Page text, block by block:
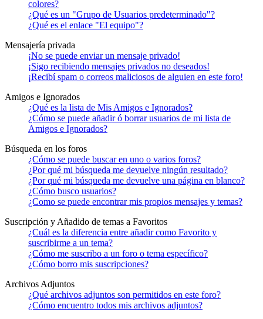
colores?
¿Qué es un "Grupo de Usuarios predeterminado"?
¿Qué es el enlace "El equipo"?
Mensajería privada
¡No se puede enviar un mensaje privado!
¡Sigo recibiendo mensajes privados no deseados!
¡Recibí spam o correos maliciosos de alguien en este foro!
Amigos e Ignorados
¿Qué es la lista de Mis Amigos e Ignorados?
¿Cómo se puede añadir ó borrar usuarios de mi lista de
Amigos e Ignorados?
Búsqueda en los foros
¿Cómo se puede buscar en uno o varios foros?
¿Por qué mi búsqueda me devuelve ningún resultado?
¿Por qué mi búsqueda me devuelve una página en blanco?
¿Cómo busco usuarios?
¿Como se puede encontrar mis propios mensajes y temas?
Suscripción y Añadido de temas a Favoritos
¿Cuál es la diferencia entre añadir como Favorito y
suscribirme a un tema?
¿Cómo me suscribo a un foro o tema específico?
¿Cómo borro mis suscripciones?
Archivos Adjuntos
¿Qué archivos adjuntos son permitidos en este foro?
¿Cómo encuentro todos mis archivos adjuntos?